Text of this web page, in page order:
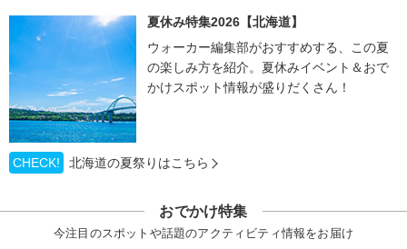
夏休み特集2026【北海道】
ウォーカー編集部がおすすめする、この夏
の楽しみ方を紹介。夏休みイベント＆おで
かけスポット情報が盛りだくさん！
CHECK! 北海道の夏祭りはこちら
おでかけ特集
今注目のスポットや話題のアクティビティ情報をお届け